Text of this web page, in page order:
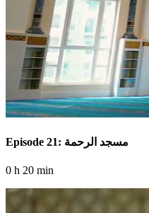
Episode 21: مسجد الرحمة
0 h 20 min